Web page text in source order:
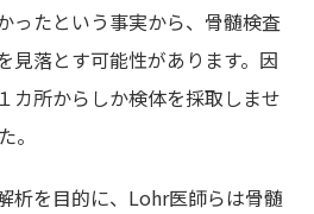
ったという事実から、骨髄検査
見落とす可能性があります。因
カ所からしか検体を採取しませ
。
析を目的に、Lohr医師らは骨髄